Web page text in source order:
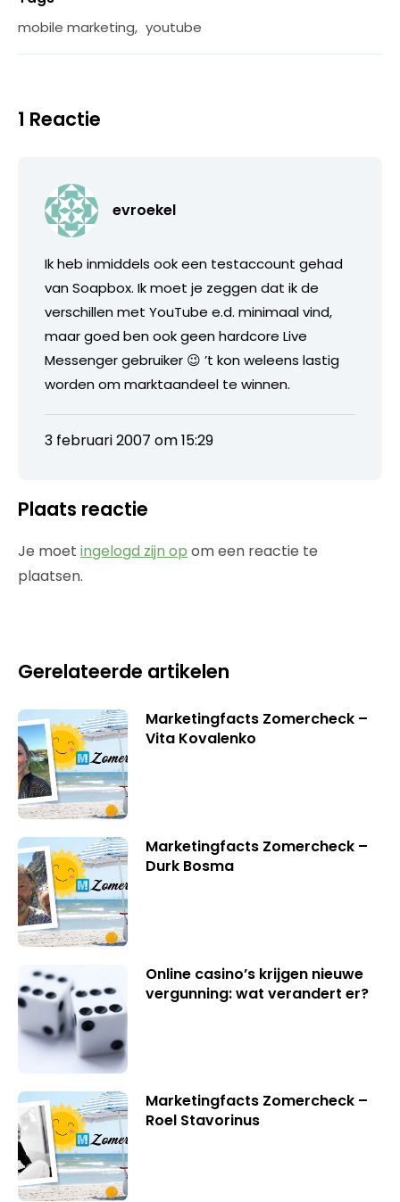
mobile marketing, youtube
1 Reactie
evroekel
Ik heb inmiddels ook een testaccount gehad
van Soapbox. Ik moet je zeggen dat ik de
verschillen met YouTube e.d. minimaal vind,
maar goed ben ook geen hardcore Live
Messenger gebruiker 😉 ’t kon weleens lastig
worden om marktaandeel te winnen.
3 februari 2007 om 15:29
Plaats reactie
Je moet ingelogd zijn op om een reactie te
plaatsen.
Gerelateerde artikelen
Marketingfacts Zomercheck –
Vita Kovalenko
Marketingfacts Zomercheck –
Durk Bosma
Online casino’s krijgen nieuwe
vergunning: wat verandert er?
Marketingfacts Zomercheck –
Roel Stavorinus